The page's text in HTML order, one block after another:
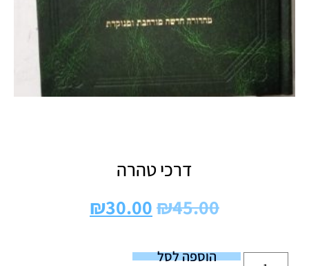
דרכי טהרה
₪45.00
₪30.00
הוספה לסל